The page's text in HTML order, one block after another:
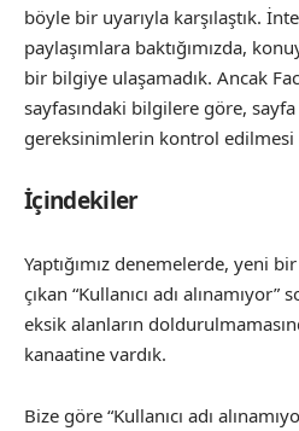
böyle bir uyarıyla karşılaştık.
paylaşımlara baktığımızda,
bir bilgiye ulaşamadık. Ancak
sayfasındaki bilgilere göre,
gereksinimlerin kontrol
İçindekiler
Yaptığımız denemelerde, yeni
çıkan “Kullanıcı adı
eksik alanların
kanaatine vardık.
Bize göre “Kullanıcı adı